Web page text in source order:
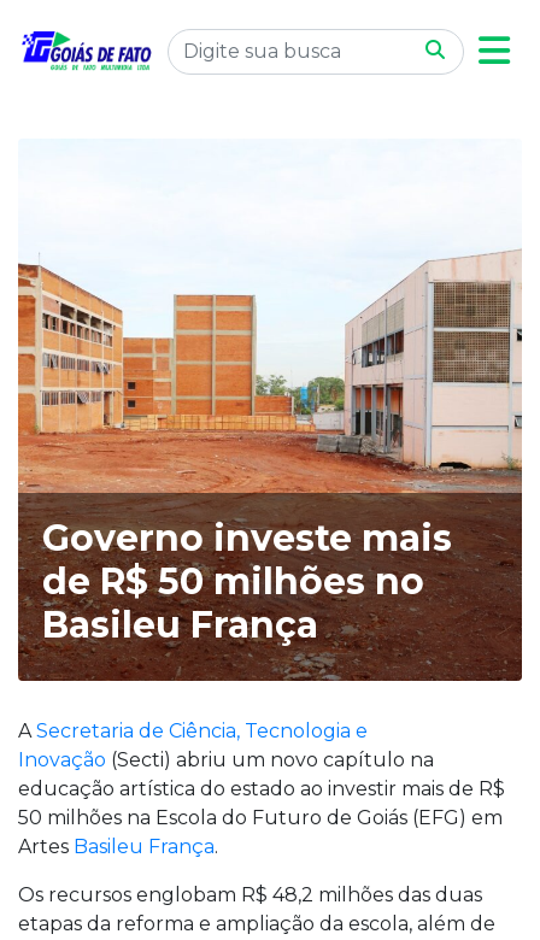
Governo investe mais
de R$ 50 milhões no
Basileu França
ASecretaria de Ciência, Tecnologia e
Inovação (Secti) abriu um novo capítulo na
educação artística do estado ao investir mais de R$
50 milhões na Escola do Futuro de Goiás (EFG) em
Artes Basileu França.
Os recursos englobam R$ 48,2 milhões das duas
etapas da reforma e ampliação da escola, além de